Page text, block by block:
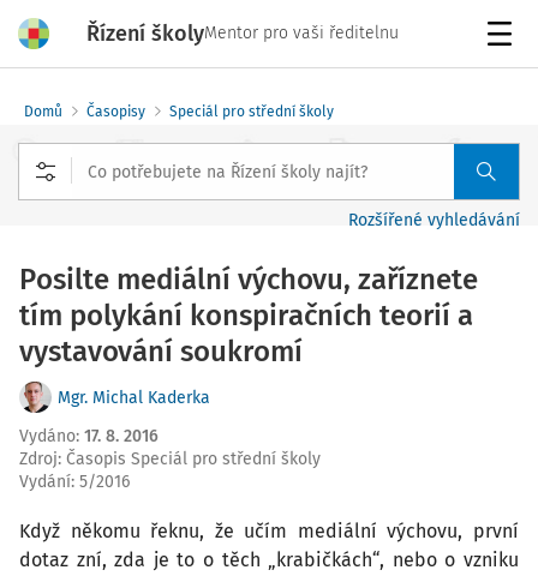
Řízení školyMentor pro vaši ředitelnu
Domů Časopisy Speciál pro střední školy
Rozšířené vyhledávání
Posilte mediální výchovu, zaříznete
tím polykání konspiračních teorií a
vystavování soukromí
Mgr. Michal Kaderka
Vydáno: 17. 8. 2016
Zdroj: Časopis Speciál pro střední školy
Vydání: 5/2016
Když někomu řeknu, že učím mediální výchovu, první
dotaz zní, zda je to o těch „krabičkách“, nebo o vzniku